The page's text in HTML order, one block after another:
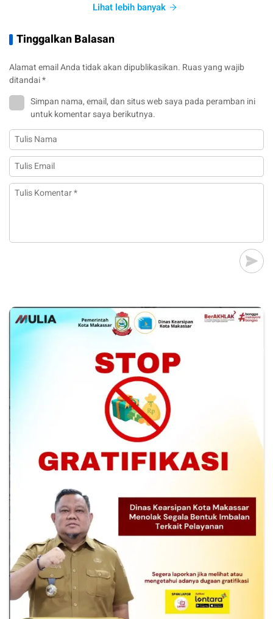
Lihat lebih banyak
Tinggalkan Balasan
Alamat email Anda tidak akan dipublikasikan. Ruas yang wajib
ditandai*
Simpan nama, email, dan situs web saya pada peramban ini
untuk komentar saya berikutnya.